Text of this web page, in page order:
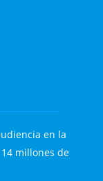
en la
millones de